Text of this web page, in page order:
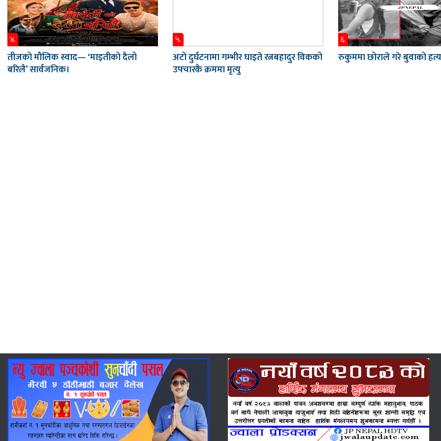
४.
तीजको मौलिक स्वाद— ‘माइतीको दैलो
बरिलै’ सार्वजनिक।
५.
अटो दुर्घटनामा गम्भीर घाइते रत्नबहादुर विकको
उपचारकै क्रममा मृत्यु
६.
रुकुममा छोराले गरे बुवाको